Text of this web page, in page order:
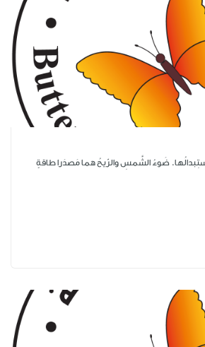
ضَوءُ الشَّمسِ والرّيحُ هما مَصدَرا طاقةٍ